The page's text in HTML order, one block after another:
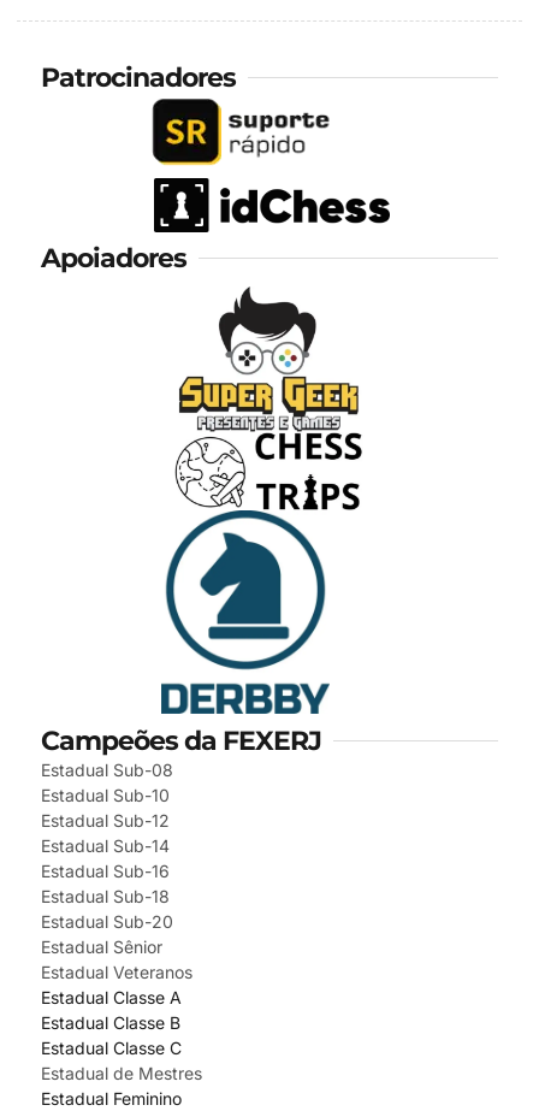
Patrocinadores
Apoiadores
Campeões da FEXERJ
Estadual Sub-08
Estadual Sub-10
Estadual Sub-12
Estadual Sub-14
Estadual Sub-16
Estadual Sub-18
Estadual Sub-20
Estadual Sênior
Estadual Veteranos
Estadual Classe A
Estadual Classe B
Estadual Classe C
Estadual de Mestres
Estadual Feminino